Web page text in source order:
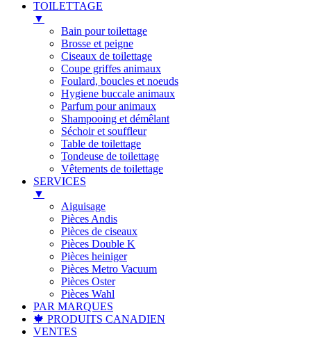
TOILETTAGE
▼
Bain pour toilettage
Brosse et peigne
Ciseaux de toilettage
Coupe griffes animaux
Foulard, boucles et noeuds
Hygiene buccale animaux
Parfum pour animaux
Shampooing et démêlant
Séchoir et souffleur
Table de toilettage
Tondeuse de toilettage
Vêtements de toilettage
SERVICES
▼
Aiguisage
Pièces Andis
Pièces de ciseaux
Pièces Double K
Pièces heiniger
Pièces Metro Vacuum
Pièces Oster
Pièces Wahl
PAR MARQUES
🍁 PRODUITS CANADIEN
VENTES